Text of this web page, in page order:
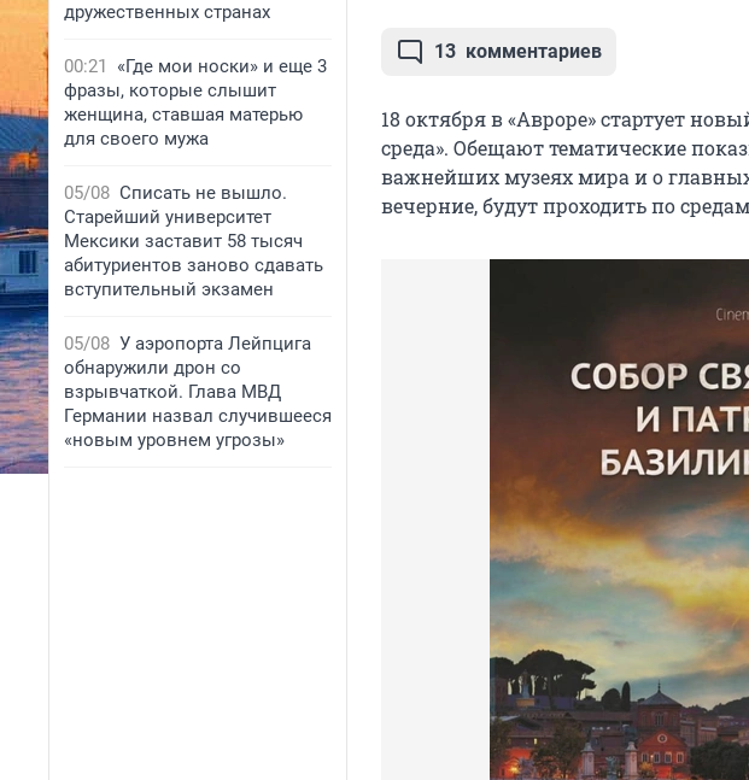
дружественных странах
00:21
«Где мои носки» и еще 3
фразы, которые слышит
женщина, ставшая матерью
для своего мужа
05/08 Списать не вышло.
Старейший университет
Мексики заставит 58 тысяч
абитуриентов заново сдавать
вступительный экзамен
05/08 У аэропорта Лейпцига
обнаружили дрон со
взрывчаткой. Глава МВД
Германии назвал случившееся
«новым уровнем угрозы»
13 комментариев
18 октября в «Авроре» стартует
среда». Обещают тематические
важнейших музеях мира и о
вечерние, будут проходить по